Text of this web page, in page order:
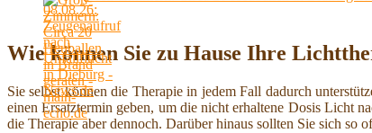
Wie können Sie zu Hause Ihre
Sie selbst können die Therapie in jedem Fall dadurch
einen Ersatztermin geben, um die nicht erhaltene Dosis Licht
die Therapie aber dennoch. Darüber hinaus sollten Sie sich so